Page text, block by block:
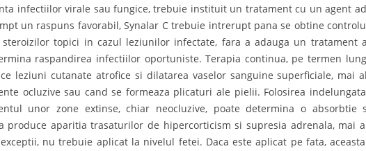
infectiilor virale sau fungice, trebuie instituit un tratament cu un agent
un raspuns favorabil, Synalar C trebuie intrerupt pana se obtine
steroizilor topici in cazul leziunilor infectate, fara a adauga un tratament
raspandirea infectiilor oportuniste. Terapia continua, pe termen
leziuni cutanate atrofice si dilatarea vaselor sanguine superficiale, mai
ocluzive sau cand se formeaza plicaturi ale pielii. Folosirea
unor zone extinse, chiar neocluzive, poate determina o absorbtie
produce aparitia trasaturilor de hipercorticism si supresia adrenala, mai
nu trebuie aplicat la nivelul fetei. Daca este aplicat pe fata,